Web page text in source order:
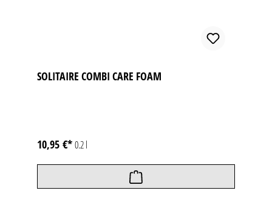
SOLITAIRE COMBI CARE FOAM
10,95 €*0.2 l